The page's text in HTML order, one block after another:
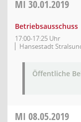
MI 30.01.2019
Betriebsausschuss
17:00-17:25 Uhr
Hansestadt
Öffentliche
MI 08.05.2019